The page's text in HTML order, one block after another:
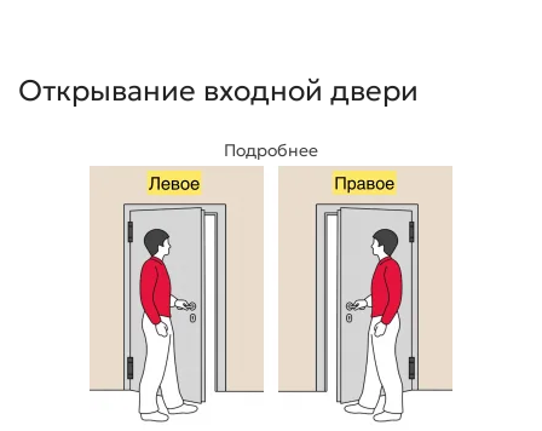
Открывание входной двери
Подробнее